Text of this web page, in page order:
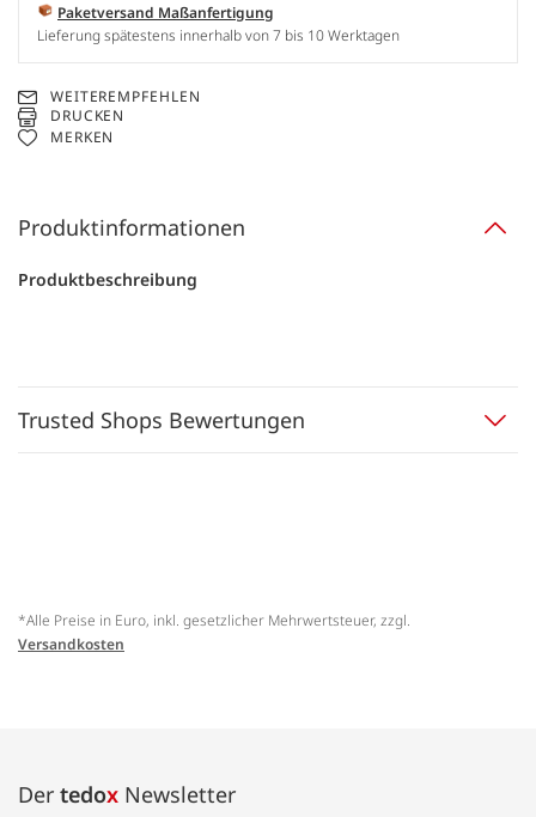
Paketversand Maßanfertigung
Lieferung spätestens innerhalb von 7 bis 10 Werktagen
WEITEREMPFEHLEN
DRUCKEN
MERKEN
Produktinformationen
Produktbeschreibung
Trusted Shops Bewertungen
*Alle Preise in Euro, inkl. gesetzlicher Mehrwertsteuer, zzgl.
Versandkosten
Der tedox Newsletter